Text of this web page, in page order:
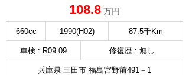
108.8 万円
660cc 1990(H02) 87.5千Km
車検 : R09.09 修復歴 : 無し
兵庫県 三田市 福島宮野前491－1